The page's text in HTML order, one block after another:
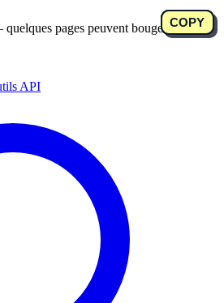
pages peuvent bouger ou
API
COPY
COPY
COPY